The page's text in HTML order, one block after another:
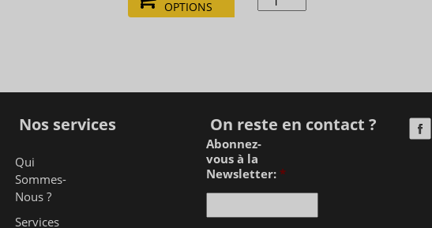
OPTIONS
Nos services
Qui
Sommes-
Nous ?
Services
On reste en contact ?
Abonnez-
vous à la
Newsletter: *